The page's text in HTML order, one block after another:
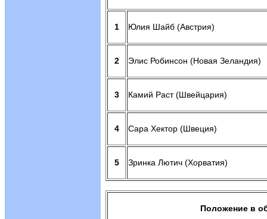
1 Юлия Шайб (Австрия)
2 Элис Робинсон (Новая
3 Камий Раст (Швейцария)
4 Сара Хектор (Швеция)
5 Зринка Лютич (Хорватия)
Положение в